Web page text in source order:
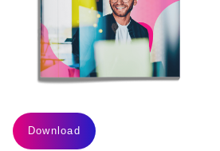
Download